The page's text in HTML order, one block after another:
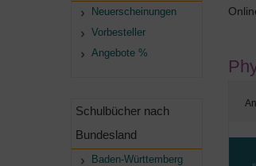
Neuerscheinungen
Vorbesteller
Angebote %
Schulbücher nach
Bundesland
Baden-Württemberg